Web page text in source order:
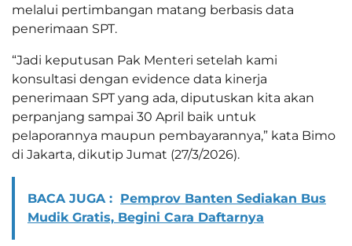
melalui pertimbangan matang berbasis data
penerimaan SPT.
“Jadi keputusan Pak Menteri setelah kami
konsultasi dengan evidence data kinerja
penerimaan SPT yang ada, diputuskan kita akan
perpanjang sampai 30 April baik untuk
pelaporannya maupun pembayarannya,” kata Bimo
di Jakarta, dikutip Jumat (27/3/2026).
BACA JUGA : Pemprov Banten Sediakan Bus
Mudik Gratis, Begini Cara Daftarnya